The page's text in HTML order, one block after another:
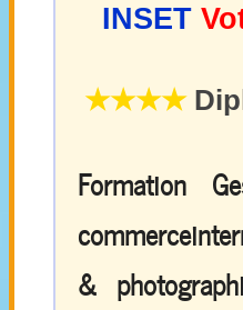
INSET
★★★★
Formation
&